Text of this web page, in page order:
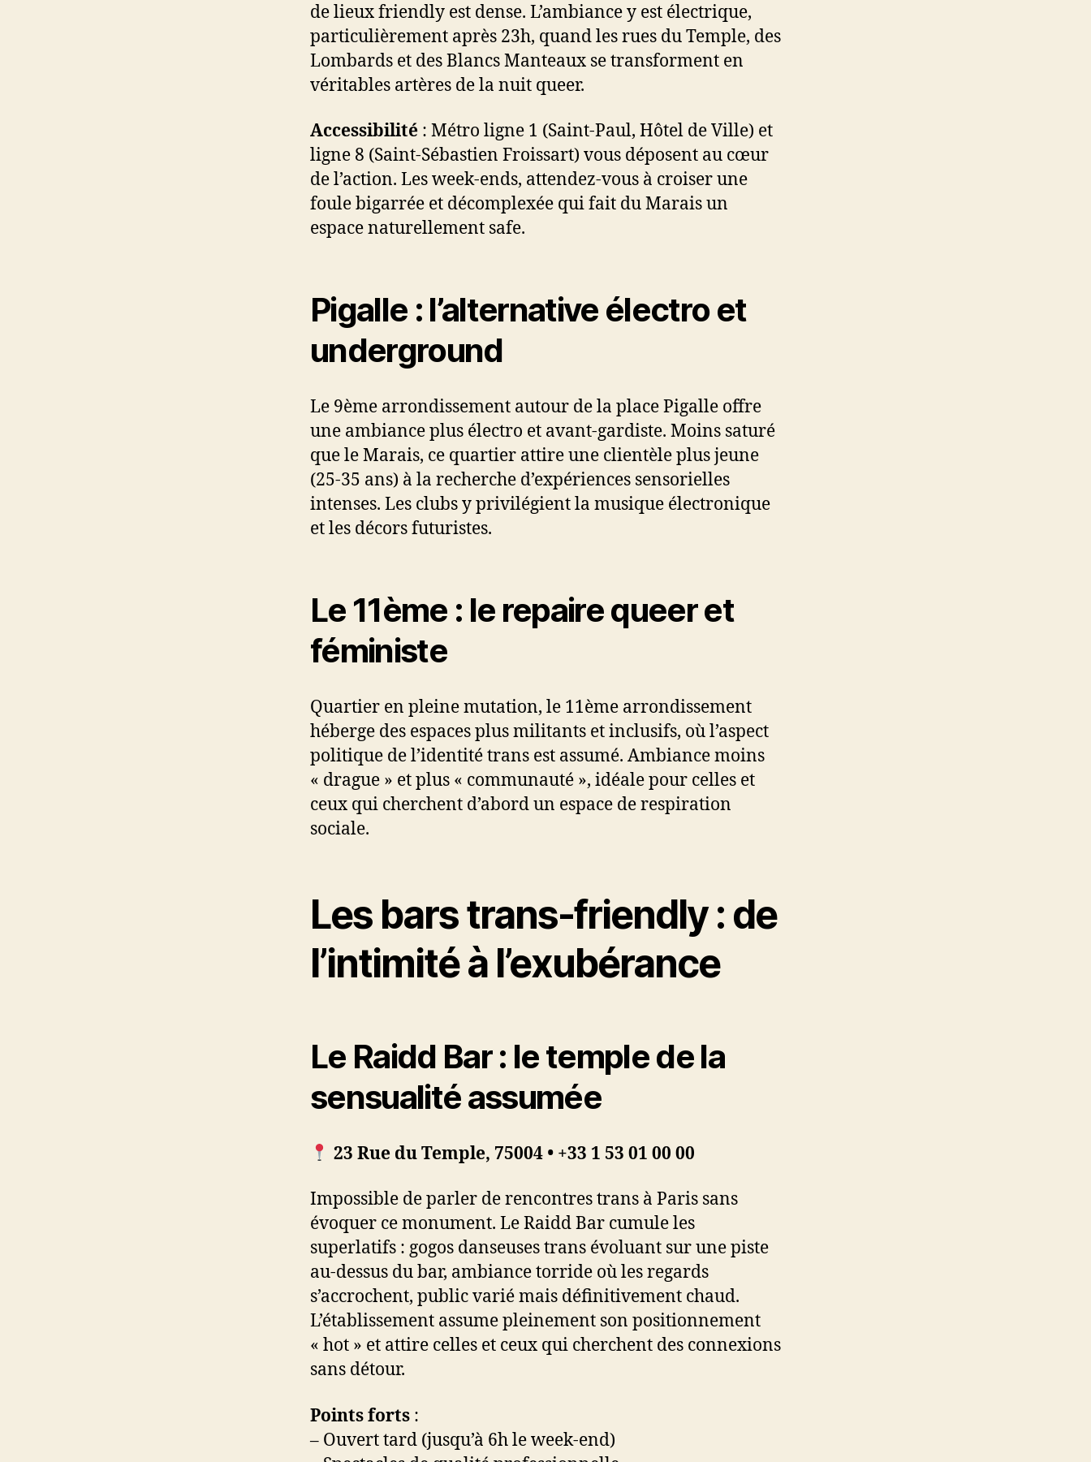
de lieux friendly est dense. L’ambiance y est électrique,
particulièrement après 23h, quand les rues du Temple, des
Lombards et des Blancs Manteaux se transforment en
véritables artères de la nuit queer.
Accessibilité : Métro ligne 1 (Saint-Paul, Hôtel de Ville) et
ligne 8 (Saint-Sébastien Froissart) vous déposent au cœur
de l’action. Les week-ends, attendez-vous à croiser une
foule bigarrée et décomplexée qui fait du Marais un
espace naturellement safe.
Pigalle : l’alternative électro et
underground
Le 9ème arrondissement autour de la place Pigalle offre
une ambiance plus électro et avant-gardiste. Moins saturé
que le Marais, ce quartier attire une clientèle plus jeune
(25-35 ans) à la recherche d’expériences sensorielles
intenses. Les clubs y privilégient la musique électronique
et les décors futuristes.
Le 11ème : le repaire queer et
féministe
Quartier en pleine mutation, le 11ème arrondissement
héberge des espaces plus militants et inclusifs, où l’aspect
politique de l’identité trans est assumé. Ambiance moins
« drague » et plus « communauté », idéale pour celles et
ceux qui cherchent d’abord un espace de respiration
sociale.
Les bars trans-friendly : de
l’intimité à l’exubérance
Le Raidd Bar : le temple de la
sensualité assumée
23 Rue du Temple, 75004 • +33 1 53 01 00 00
Impossible de parler de rencontres trans à Paris sans
évoquer ce monument. Le Raidd Bar cumule les
superlatifs : gogos danseuses trans évoluant sur une piste
au-dessus du bar, ambiance torride où les regards
s’accrochent, public varié mais définitivement chaud.
L’établissement assume pleinement son positionnement
« hot » et attire celles et ceux qui cherchent des connexions
sans détour.
Points forts :
– Ouvert tard (jusqu’à 6h le week-end)